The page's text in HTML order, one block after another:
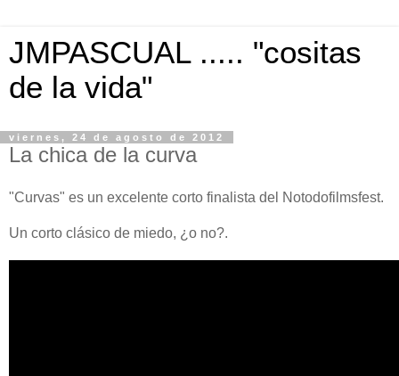
JMPASCUAL ..... "cositas
de la vida"
viernes, 24 de agosto de 2012
La chica de la curva
"Curvas" es un excelente corto finalista del Notodofilmsfest.
Un corto clásico de miedo, ¿o no?.